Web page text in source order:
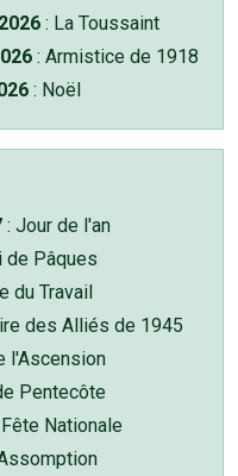
: La Toussaint
: Armistice de 1918
: Noël
: Jour de l'an
de Pâques
du Travail
des Alliés de 1945
l'Ascension
Pentecôte
Nationale